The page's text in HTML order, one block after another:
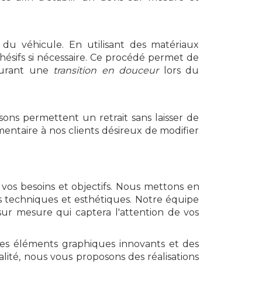
véhicule. En utilisant des matériaux
si nécessaire. Ce procédé permet de
une transition en douceurlors du
permettent un retrait sans laisser de
à nos clients désireux de modifier
besoins et objectifs. Nous mettons en
techniques et esthétiques. Notre équipe
mesure qui captera l'attention de vos
éléments graphiques innovants et des
nous vous proposons des réalisations